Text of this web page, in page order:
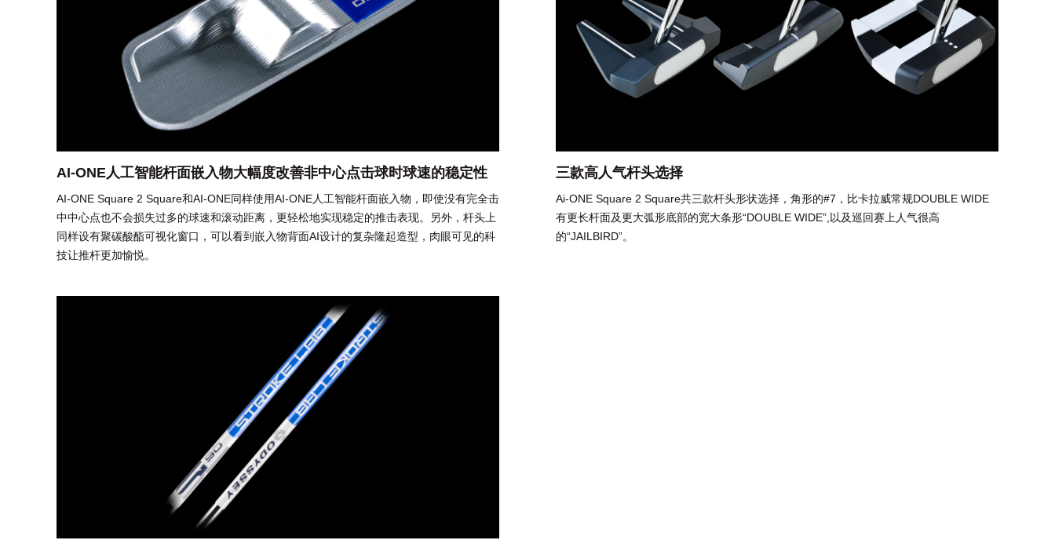
AI-ONE人工智能杆面嵌入物大幅度改善非中心点击球时球速的稳定性
AI-ONE Square 2 Square和AI-ONE同样使用AI-ONE人工智能杆面嵌入物，即使没有完全击
中中心点也不会损失过多的球速和滚动距离，更轻松地实现稳定的推击表现。另外，杆头上
同样设有聚碳酸酯可视化窗口，可以看到嵌入物背面AI设计的复杂隆起造型，肉眼可见的科
技让推杆更加愉悦。
三款高人气杆头选择
Ai-ONE Square 2 Square共三款杆头形状选择，角形的#7，比卡拉威常规DOUBLE WIDE
有更长杆面及更大弧形底部的宽大条形“DOUBLE WIDE”,以及巡回赛上人气很高
的“JAILBIRD”。